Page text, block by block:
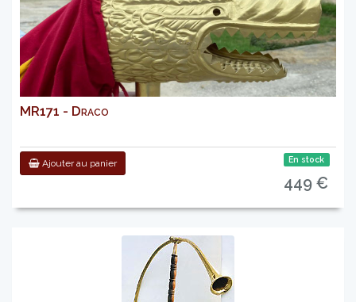
MR171 - Draco
Ajouter au panier En stock
449 €